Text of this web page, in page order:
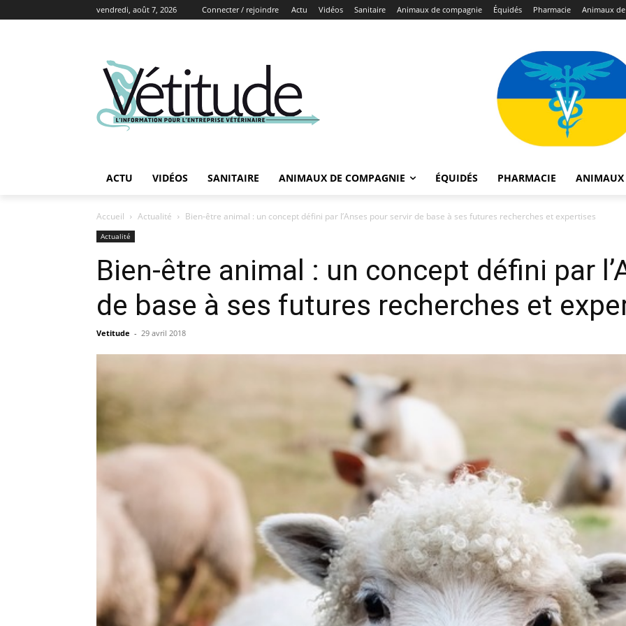
vendredi, août 7, 2026 Connecter / rejoindre Actu Vidéos Sanitaire Animaux de compagnie Équidés Pharmacie Animaux
ACTU VIDÉOS SANITAIRE ANIMAUX DE COMPAGNIE ÉQUIDÉS PHARMACIE ANIMAUX
Accueil Actualité Bien-être animal : un concept défini par l’Anses pour servir de base à ses futures recherches et expertises
Actualité
Bien-être animal : un concept défini par
de base à ses futures recherches et
Vetitude - 29 avril 2018